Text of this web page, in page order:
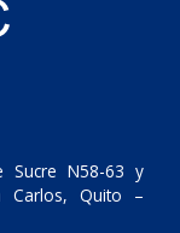
Sucre N58-63 y
Carlos, Quito –